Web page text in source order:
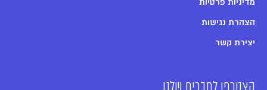
מדיניות פרטיות
הצהרת נגישות
יצירת קשר